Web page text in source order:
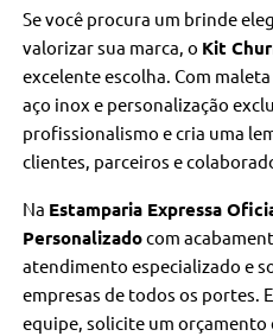
Se você procura um brinde
valorizar sua marca, o Kit
excelente escolha. Com
aço inox e personalização
profissionalismo e cria uma
clientes, parceiros e
Na Estamparia Expressa
Personalizadocom
atendimento especializado e
empresas de todos os portes.
equipe, solicite um orçamento